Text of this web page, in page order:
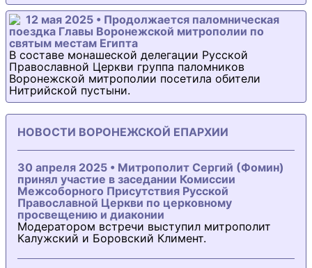
12 мая 2025 • Продолжается паломническая
поездка Главы Воронежской митрополии по
святым местам Египта
В составе монашеской делегации Русской
Православной Церкви группа паломников
Воронежской митрополии посетила обители
Нитрийской пустыни.
НОВОСТИ ВОРОНЕЖСКОЙ ЕПАРХИИ
30 апреля 2025 • Митрополит Сергий (Фомин)
принял участие в заседании Комиссии
Межсоборного Присутствия Русской
Православной Церкви по церковному
просвещению и диаконии
Модератором встречи выступил митрополит
Калужский и Боровский Климент.